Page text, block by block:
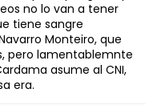
no lo van a tener
tiene sangre
Monteiro, que
pero lamentablemnte
asume al CNI,
era.